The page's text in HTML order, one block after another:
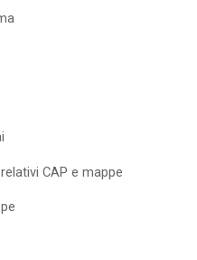
CAP e mappe